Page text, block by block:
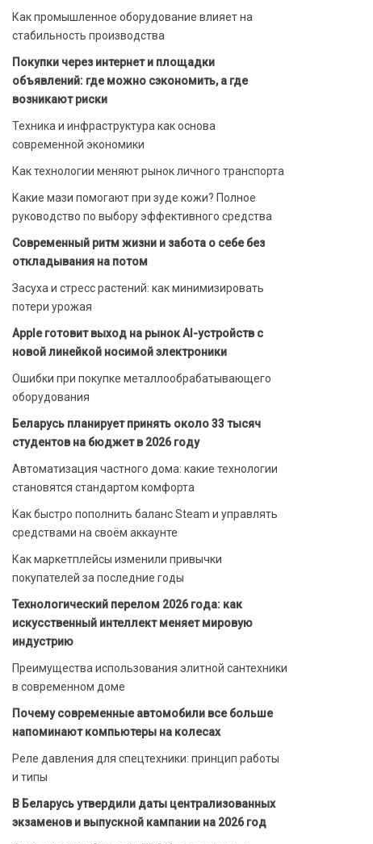
Как промышленное оборудование влияет на
стабильность производства
Покупки через интернет и площадки
объявлений: где можно сэкономить, а где
возникают риски
Техника и инфраструктура как основа
современной экономики
Как технологии меняют рынок личного транспорта
Какие мази помогают при зуде кожи? Полное
руководство по выбору эффективного средства
Современный ритм жизни и забота о себе без
откладывания на потом
Засуха и стресс растений: как минимизировать
потери урожая
Apple готовит выход на рынок AI-устройств с
новой линейкой носимой электроники
Ошибки при покупке металлообрабатывающего
оборудования
Беларусь планирует принять около 33 тысяч
студентов на бюджет в 2026 году
Автоматизация частного дома: какие технологии
становятся стандартом комфорта
Как быстро пополнить баланс Steam и управлять
средствами на своём аккаунте
Как маркетплейсы изменили привычки
покупателей за последние годы
Технологический перелом 2026 года: как
искусственный интеллект меняет мировую
индустрию
Преимущества использования элитной сантехники
в современном доме
Почему современные автомобили все больше
напоминают компьютеры на колесах
Реле давления для спецтехники: принцип работы
и типы
В Беларусь утвердили даты централизованных
экзаменов и выпускной кампании на 2026 год